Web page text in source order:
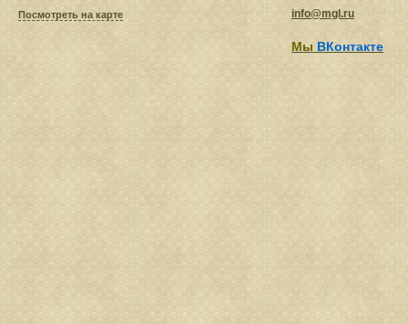
Посмотреть на карте info@mgl.ru
Мы ВКонтакте